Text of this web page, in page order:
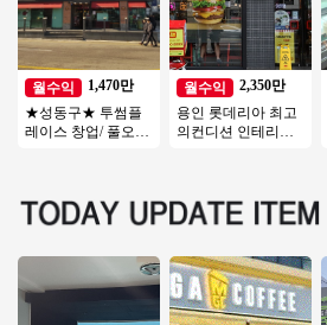
월수익
1,470만
★성동구★ 투썸플
레이스 창업/ 풀오토
월수익
2,350만
용인 롯데리아 최고
의컨디션 인테리어